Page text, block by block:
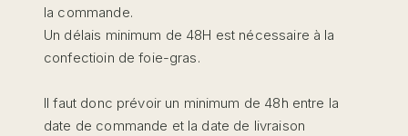
la commande.
Un délais minimum de 48H est nécessaire à la
confectioin de foie-gras.
Il faut donc prévoir un minimum de 48h entre la
date de commande et la date de livraison